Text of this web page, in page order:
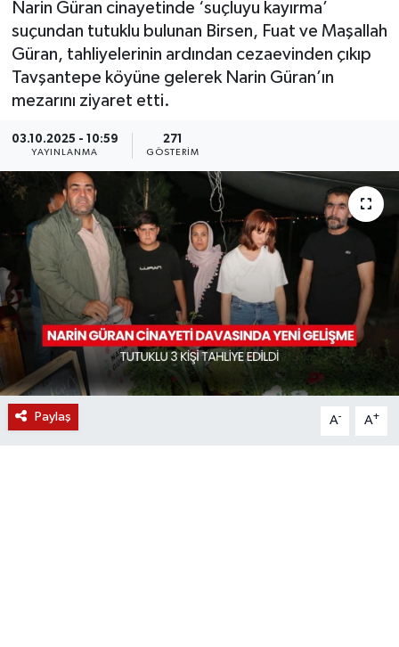
Narin Güran cinayetinde ‘suçluyu kayırma’
suçundan tutuklu bulunan Birsen, Fuat ve Maşallah
Güran, tahliyelerinin ardından cezaevinden çıkıp
Tavşantepe köyüne gelerek Narin Güran’ın
mezarını ziyaret etti.
03.10.2025 - 10:59
YAYINLANMA
271
GÖSTERIM
Paylaş A- A+
KÜLTÜR SANAT
YAŞAM
SARIGÖL
SARUHANLI
KIRKAĞAÇ
DEMİRCİ
GÖLMARMARA
GÖRDES
KÖPRÜBAŞI
SOMA
KÖPRÜBAŞI
KULA
SARIGÖL
SARUHANLI
ŞEHZADELER
SELENDİ
SOMA
TURGUTLU
EKONOMİ
EĞİTİM
SPOR
YAŞAM
LIFE
BİLİM VE TEKNOLOJİ
YAZARLAR
MANİSA'NIN YÖRESEL LEZZETLERİ